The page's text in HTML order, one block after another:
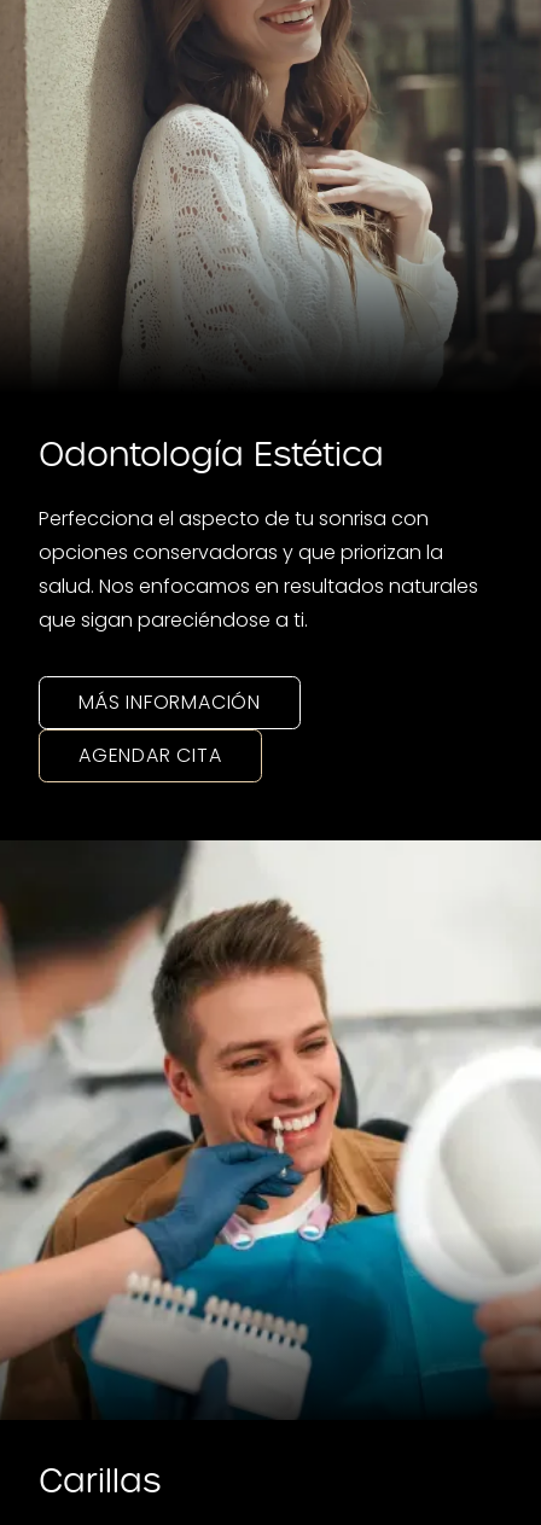
Odontología Estética
Perfecciona el aspecto de tu sonrisa con
opciones conservadoras y que priorizan la
salud. Nos enfocamos en resultados naturales
que sigan pareciéndose a ti.
MÁS INFORMACIÓN
AGENDAR CITA
Carillas